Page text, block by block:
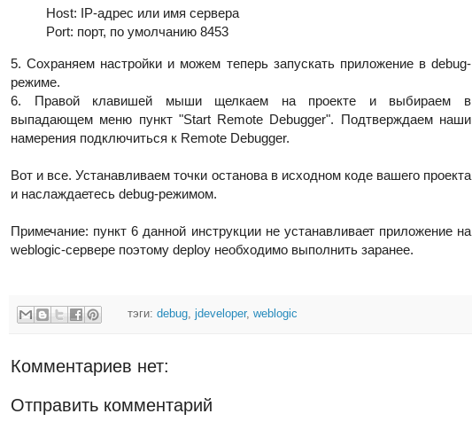
Host: IP-адрес или имя сервера
Port: порт, по умолчанию 8453
5. Сохраняем настройки и можем теперь запускать приложение в debug-
режиме.
6. Правой клавишей мыши щелкаем на проекте и выбираем в
выпадающем меню пункт "Start Remote Debugger". Подтверждаем наши
намерения подключиться к Remote Debugger.
Вот и все. Устанавливаем точки останова в исходном коде вашего проекта
и наслаждаетесь debug-режимом.
Примечание: пункт 6 данной инструкции не устанавливает приложение на
weblogic-сервере поэтому deploy необходимо выполнить заранее.
тэги:debug,jdeveloper,weblogic
Комментариев нет:
Отправить комментарий